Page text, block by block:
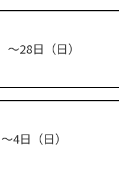
28日（日）
4日（日）